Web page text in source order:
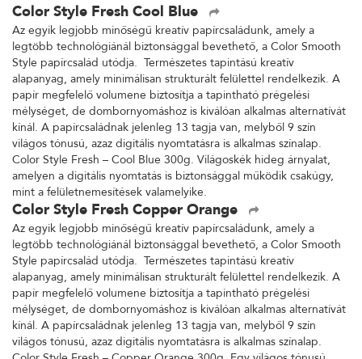
Color Style Fresh Cool Blue
Az egyik legjobb minőségű kreatív papírcsaládunk, amely a
legtöbb technológiánál biztonsággal bevethető, a Color Smooth
Style papírcsalád utódja. Természetes tapintású kreatív
alapanyag, amely minimálisan strukturált felülettel rendelkezik. A
papír megfelelő volumene biztosítja a tapintható prégelési
mélységet, de dombornyomáshoz is kiválóan alkalmas alternatívát
kínál. A papírcsaládnak jelenleg 13 tagja van, melyből 9 szín
világos tónusú, azaz digitális nyomtatásra is alkalmas színalap.
Color Style Fresh – Cool Blue 300g. Világoskék hideg árnyalat,
amelyen a digitális nyomtatás is biztonsággal működik csakúgy,
mint a felületnemesítések valamelyike.
Color Style Fresh Copper Orange
Az egyik legjobb minőségű kreatív papírcsaládunk, amely a
legtöbb technológiánál biztonsággal bevethető, a Color Smooth
Style papírcsalád utódja. Természetes tapintású kreatív
alapanyag, amely minimálisan strukturált felülettel rendelkezik. A
papír megfelelő volumene biztosítja a tapintható prégelési
mélységet, de dombornyomáshoz is kiválóan alkalmas alternatívát
kínál. A papírcsaládnak jelenleg 13 tagja van, melyből 9 szín
világos tónusú, azaz digitális nyomtatásra is alkalmas színalap.